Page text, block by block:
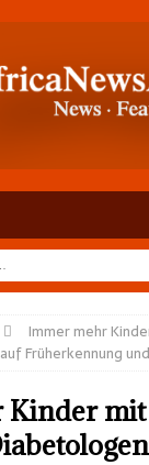
Immer mehr
Früherkennung
Kinder